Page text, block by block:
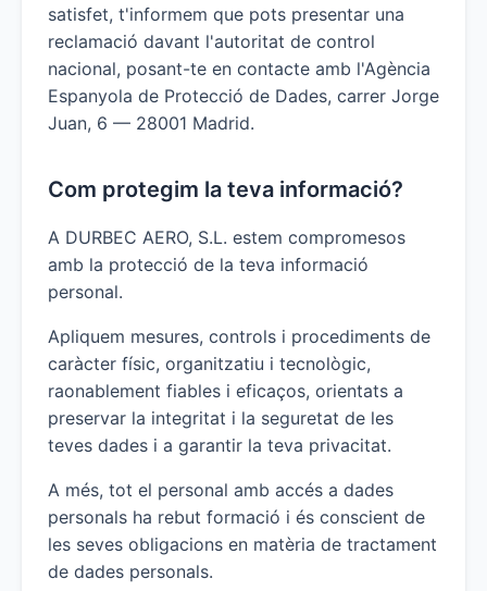
satisfet, t'informem que pots presentar una
reclamació davant l'autoritat de control
nacional, posant-te en contacte amb l'Agència
Espanyola de Protecció de Dades, carrer Jorge
Juan, 6 — 28001 Madrid.
Com protegim la teva informació?
A DURBEC AERO, S.L. estem compromesos
amb la protecció de la teva informació
personal.
Apliquem mesures, controls i procediments de
caràcter físic, organitzatiu i tecnològic,
raonablement fiables i eficaços, orientats a
preservar la integritat i la seguretat de les
teves dades i a garantir la teva privacitat.
A més, tot el personal amb accés a dades
personals ha rebut formació i és conscient de
les seves obligacions en matèria de tractament
de dades personals.